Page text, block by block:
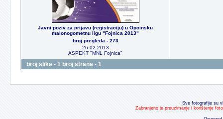
Javni poziv za prijavu (registraciju) u Opcinsku
malonogometnu ligu "Fojnica 2013"
broj pregleda - 273
26.02.2013
ASPEKT "MNL Fojnica"
broj slika - 1 broj strana - 1
Sve fotografije su
Zabranjeno je preuzimanje i korištenje